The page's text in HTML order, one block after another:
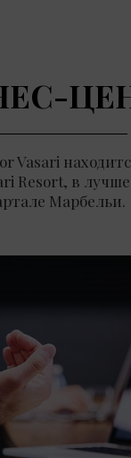
Vasari
Resort, в
Марбельи.